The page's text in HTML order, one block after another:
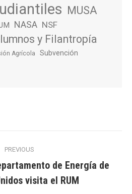
MUSA
NASA NSF
y Filantropía
Agrícola Subvención
PREVIOUS
post:
de Energía de
visita el RUM